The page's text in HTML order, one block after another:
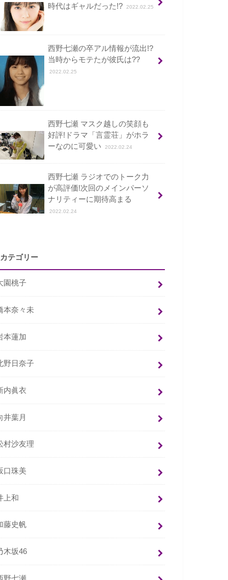
時代はギャルだった!?
2022.02.25
西野七瀬の卒アル情報が流出!?
当時からモテたが彼氏は??
2022.02.25
西野七瀬 マスク越しの笑顔も
好評!ドラマ「言霊荘」がホラ
ーなのに可愛い
2022.02.24
西野七瀬 ラジオでのトーク力
が高評価!次回のメインパーソ
ナリティーに期待高まる
2022.02.24
カテゴリー
園桃子
本奈々未
本蓮加
野日奈子
内眞衣
井葉月
村沙友理
口珠美
上和
藤史帆
木坂46
野七瀬